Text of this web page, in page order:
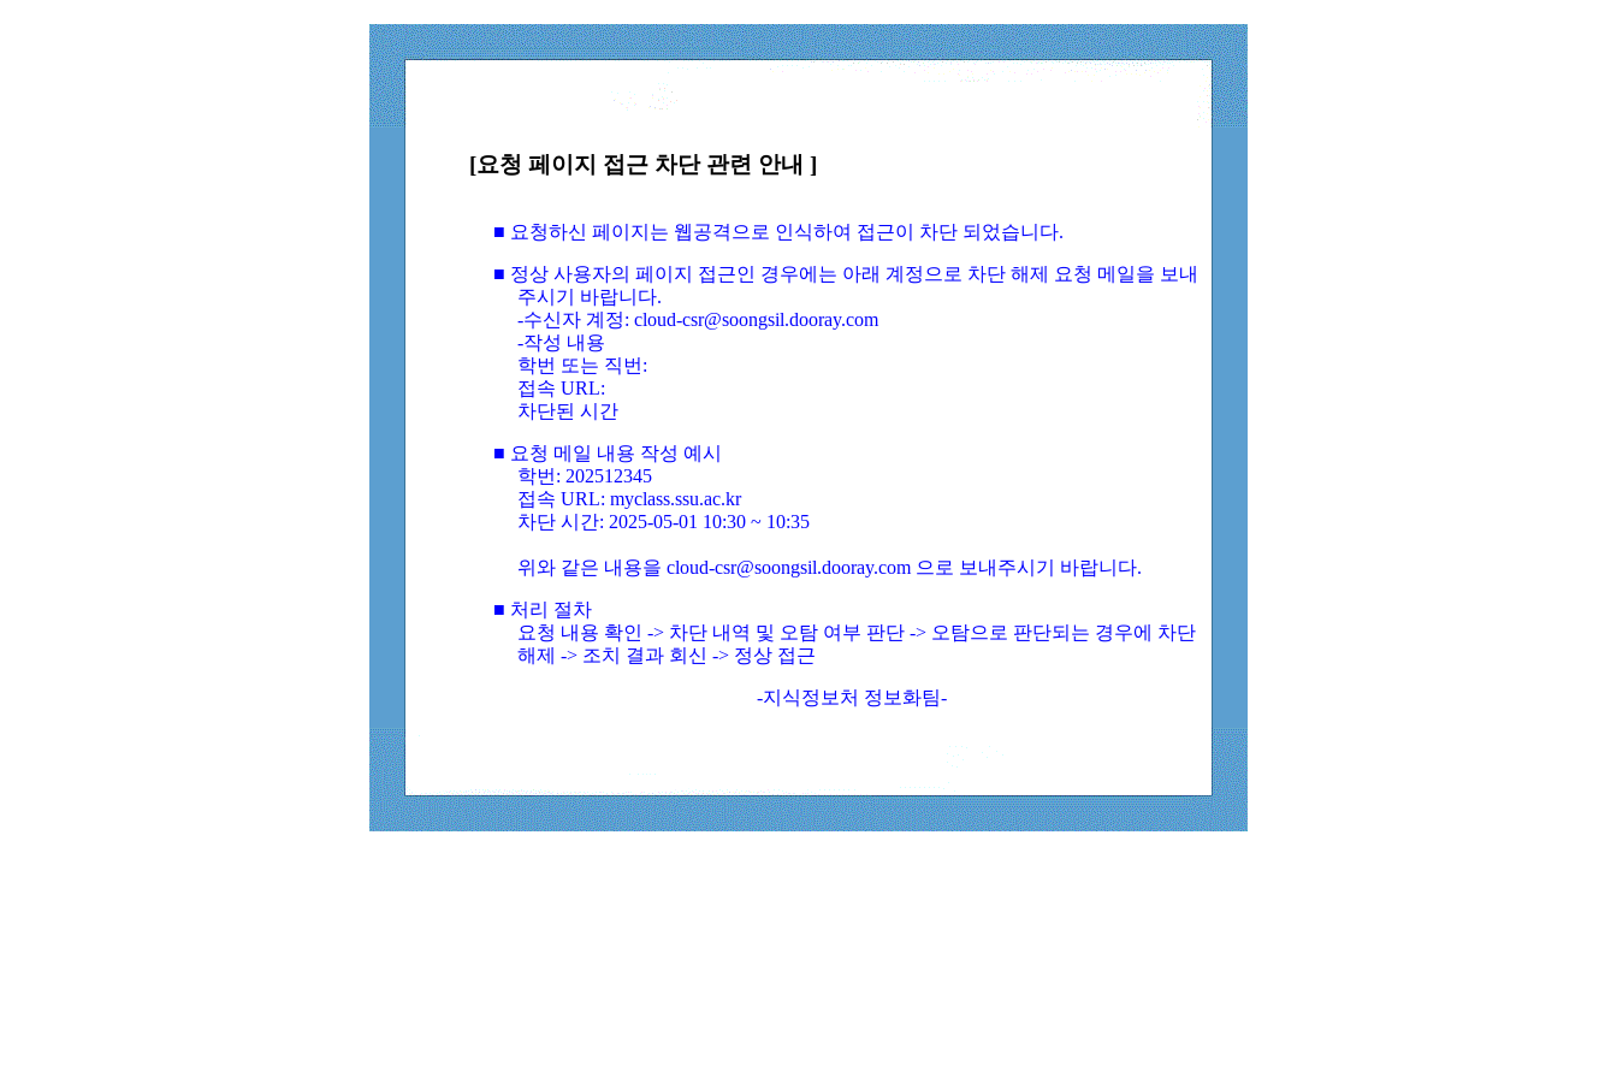
[요청 페이지 접근 차단 관련 안내 ]
■ 요청하신 페이지는 웹공격으로 인식하여 접근이 차단 되었습니다.
■ 정상 사용자의 페이지 접근인 경우에는 아래 계정으로 차단 해제 요청 메일을 보내
주시기 바랍니다.
-수신자 계정: cloud-csr@soongsil.dooray.com
-작성 내용
학번 또는 직번:
접속 URL:
차단된 시간
■ 요청 메일 내용 작성 예시
학번: 202512345
접속 URL: myclass.ssu.ac.kr
차단 시간: 2025-05-01 10:30 ~ 10:35
위와 같은 내용을 cloud-csr@soongsil.dooray.com 으로 보내주시기 바랍니다.
■ 처리 절차
요청 내용 확인 -> 차단 내역 및 오탐 여부 판단 -> 오탐으로 판단되는 경우에 차단
해제 -> 조치 결과 회신 -> 정상 접근
-지식정보처 정보화팀-